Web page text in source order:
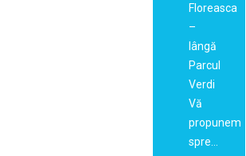
Floreasca
–
lângă
Parcul
Verdi
Vă
propunem
spre…